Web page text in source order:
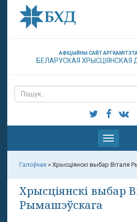
АФІЦЫЙНЫ САЙТ АРГКАМІТЭТА
БЕЛАРУСКАЯ ХРЫСЦІЯНСКАЯ
Паказаць
меню
Галоўная » Хрысціянскі выбар Віталя
Хрысціянскі выбар
Рымашэўскага